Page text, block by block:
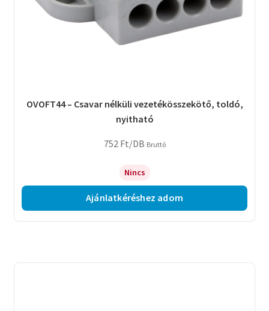
OVOFT44 – Csavar nélküli vezetékösszekötő, toldó,
nyitható
752 Ft/DB Bruttó
Nincs
Ajánlatkéréshez adom